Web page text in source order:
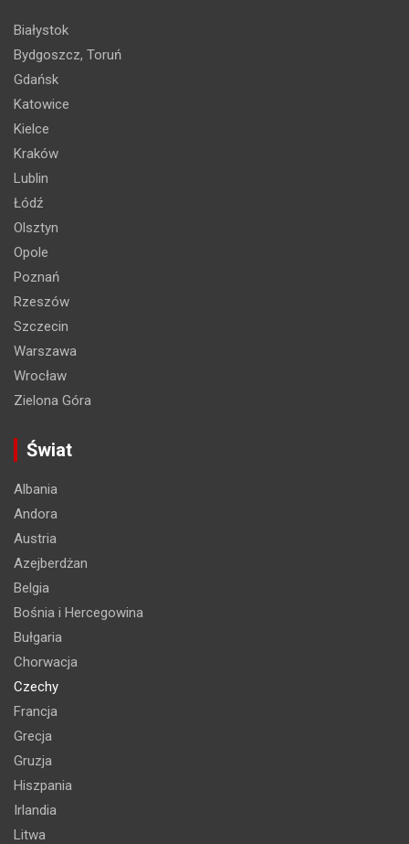
Białystok
Bydgoszcz, Toruń
Gdańsk
Katowice
Kielce
Kraków
Lublin
Łódź
Olsztyn
Opole
Poznań
Rzeszów
Szczecin
Warszawa
Wrocław
Zielona Góra
Świat
Albania
Andora
Austria
Azejberdżan
Belgia
Bośnia i Hercegowina
Bułgaria
Chorwacja
Czechy
Francja
Grecja
Gruzja
Hiszpania
Irlandia
Litwa